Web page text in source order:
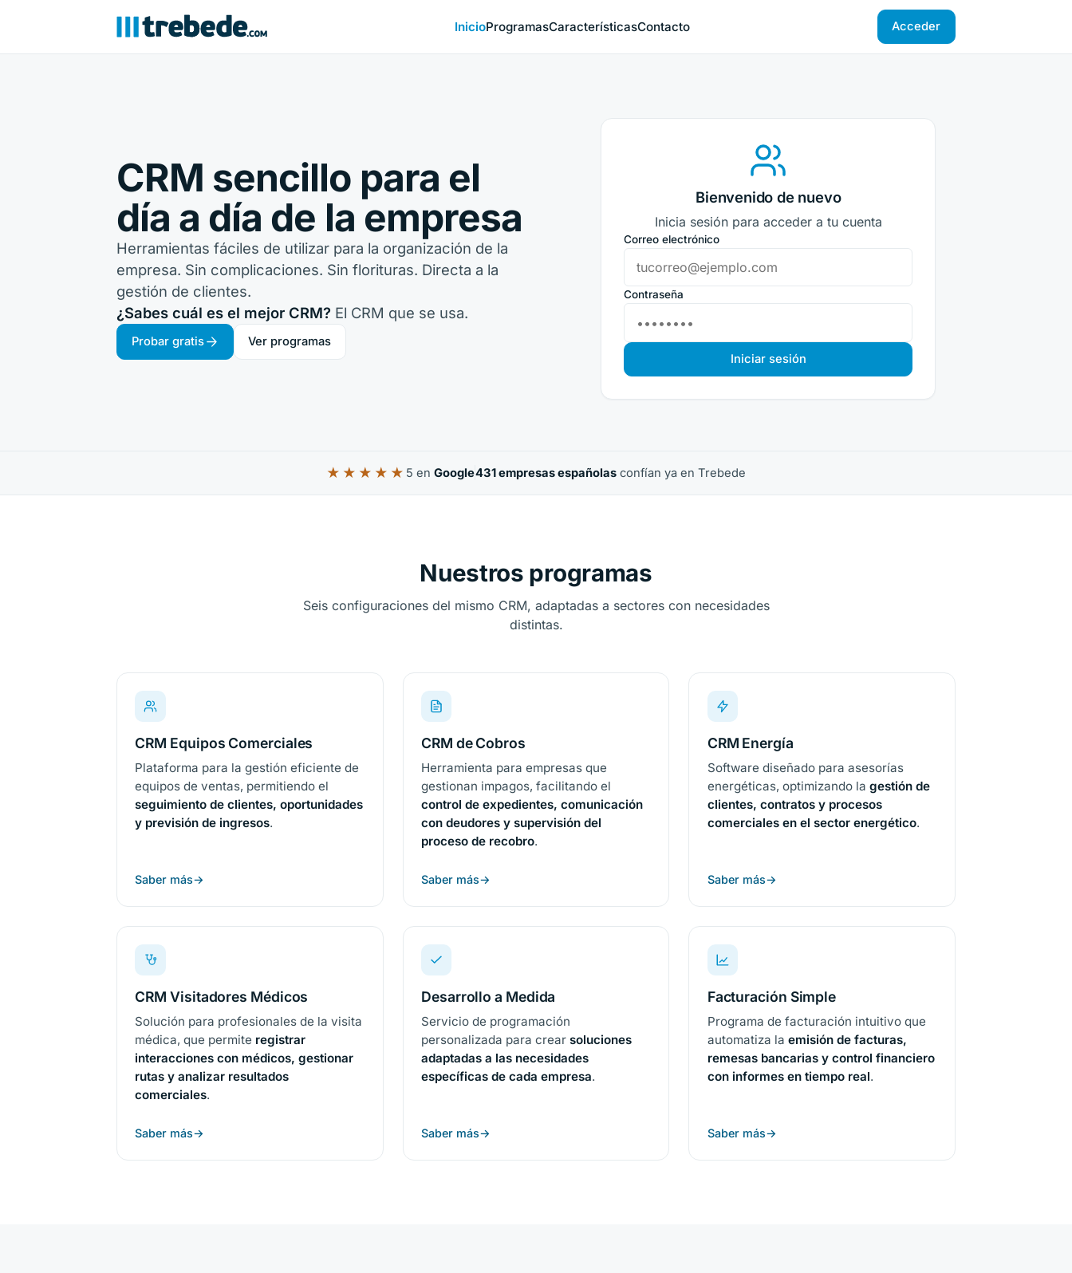
InicioProgramasCaracterísticasContacto Acceder
CRM sencillo para el
día a día de la empresa
Herramientas fáciles de utilizar para la organización de la
empresa. Sin complicaciones. Sin florituras. Directa a la
gestión de clientes.
¿Sabes cuál es el mejor CRM? El CRM que se usa.
Probar gratis Ver programas
Bienvenido de nuevo
Inicia sesión para acceder a tu cuenta
Correo electrónico
Contraseña
Iniciar sesión
★★★★★
5 estrellas sobre 5
5 en Google431 empresas españolas confían ya en Trebede
Nuestros programas
Seis configuraciones del mismo CRM, adaptadas a sectores con necesidades
distintas.
CRM Equipos Comerciales
Plataforma para la gestión eficiente de
equipos de ventas, permitiendo el
seguimiento de clientes, oportunidades
y previsión de ingresos.
Saber más
CRM de Cobros
Herramienta para empresas que
gestionan impagos, facilitando el
control de expedientes, comunicación
con deudores y supervisión del
proceso de recobro.
Saber más
CRM Energía
Software diseñado para asesorías
energéticas, optimizando la gestión de
clientes, contratos y procesos
comerciales en el sector energético.
Saber más
CRM Visitadores Médicos
Solución para profesionales de la visita
médica, que permite registrar
interacciones con médicos, gestionar
rutas y analizar resultados
comerciales.
Saber más
Desarrollo a Medida
Servicio de programación
personalizada para crearsoluciones
adaptadas a las necesidades
específicas de cada empresa.
Saber más
Facturación Simple
Programa de facturación intuitivo que
automatiza la emisión de facturas,
remesas bancarias y control financiero
con informes en tiempo real.
Saber más